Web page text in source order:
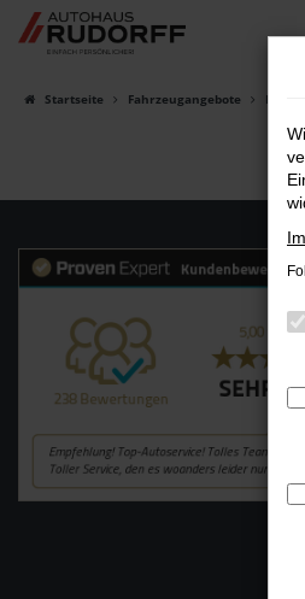
Zum
Hauptinhalt
Startseite Fahrzeugangebote